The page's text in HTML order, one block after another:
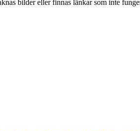
bilder eller finnas länkar som inte